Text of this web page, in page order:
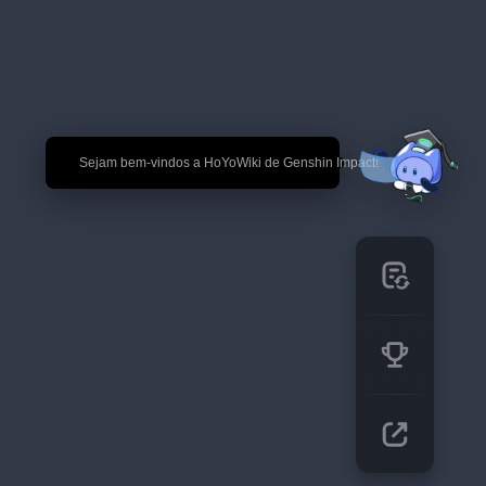
🎉 Sejam bem-vindos a HoYoWiki de Genshin Impact!